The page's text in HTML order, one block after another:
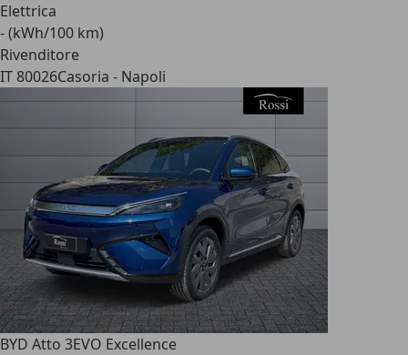
Elettrica
- (kWh/100 km)
Rivenditore
IT 80026Casoria - Napoli
BYD Atto 3EVO Excellence